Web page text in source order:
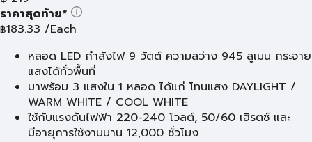
ราคาสุดท้าย*
฿183.33 /Each
หลอด LED กำลังไฟ 9 วัตต์ ความสว่าง 945 ลูเมน กระจาย
แสงได้ทั่วพื้นที่
มาพร้อม 3 แสงใน 1 หลอด ได้แก่ โทนแสง DAYLIGHT /
WARM WHITE / COOL WHITE
ใช้กับแรงดันไฟฟ้า 220-240 โวลต์, 50/60 เฮิรตซ์ และ
มีอายุการใช้งานนาน 12,000 ชั่วโมง